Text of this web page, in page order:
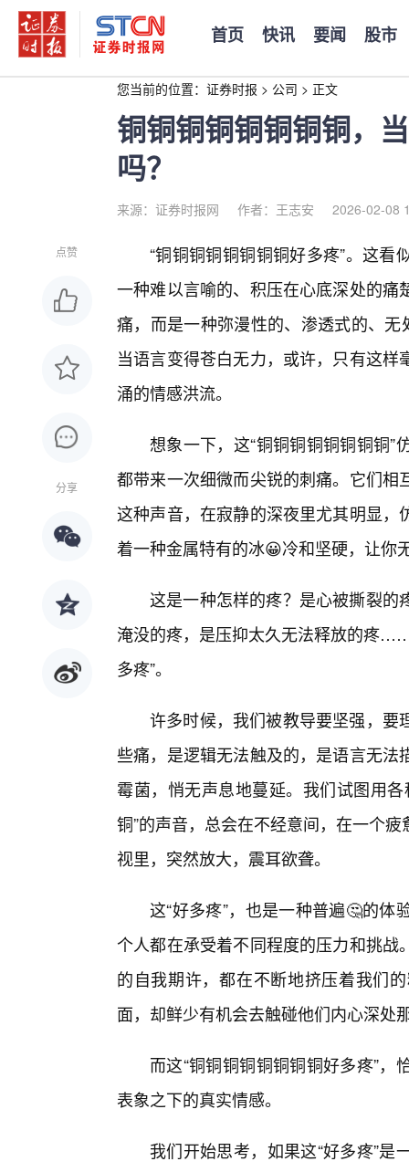
首页 快讯 要闻 股市
您当前的位置： 证券时报 > 公司 > 正文
铜铜铜铜铜铜铜铜，
吗？
来源：证券时报网 作者：王志安 2026-02-08
点赞
分享
“铜铜铜铜铜铜铜铜好多疼”。这
一种难以言喻的、积压在心底深处的
痛，而是一种弥漫性的、渗透式的、
当语言变得苍白无力，或许，只有这
涌的情感洪流。
想象一下，这“铜铜铜铜铜铜铜铜
都带来一次细微而尖锐的刺痛。它们
这种声音，在寂静的深夜里尤其明显
着一种金属特有的冰😀冷和坚硬，让你
这是一种怎样的疼？是心被撕裂的
淹没的疼，是压抑太久无法释放的疼
多疼”。
许多时候，我们被教导要坚强，要
些痛，是逻辑无法触及的，是语言无
霉菌，悄无声息地蔓延。我们试图用
铜”的声音，总会在不经意间，在一个
视里，突然放大，震耳欲聋。
这“好多疼”，也是一种普遍🤔的
个人都在承受着不同程度的压力和挑
的自我期许，都在不断地挤压着我们
面，却鲜少有机会去触碰他们内心深处
而这“铜铜铜铜铜铜铜铜好多疼”
表象之下的真实情感。
我们开始思考，如果这“好多疼”